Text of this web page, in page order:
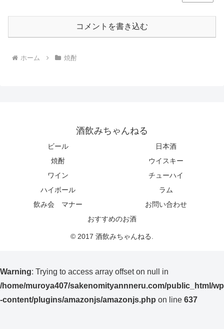
コメントを書き込む
ホーム 焼酎
酒飲みちゃんねる
ビール
日本酒
焼酎
ウイスキー
ワイン
チューハイ
ハイボール
ラム
飲み会 マナー
お問い合わせ
おすすめのお酒
© 2017 酒飲みちゃんねる.
Warning: Trying to access array offset on null in
/home/muroya407/sakenomityannneru.com/public_html/wp
-content/plugins/amazonjs/amazonjs.php on line 637